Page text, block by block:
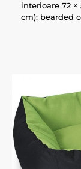
interioare 72
cm): bearded